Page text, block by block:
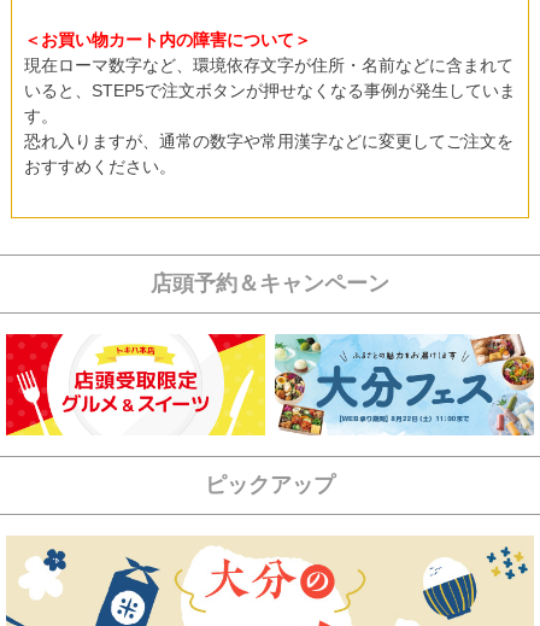
＜お買い物カート内の障害について＞
現在ローマ数字など、環境依存文字が住所・名前などに含まれて
いると、STEP5で注文ボタンが押せなくなる事例が発生していま
す。
恐れ入りますが、通常の数字や常用漢字などに変更してご注文を
おすすめください。
店頭予約＆キャンペーン
ピックアップ